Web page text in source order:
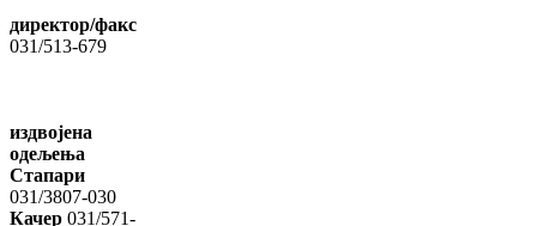
директор/факс
031/513-679
издвојена
одељења
Стапари
031/3807-030
Качер 031/571-